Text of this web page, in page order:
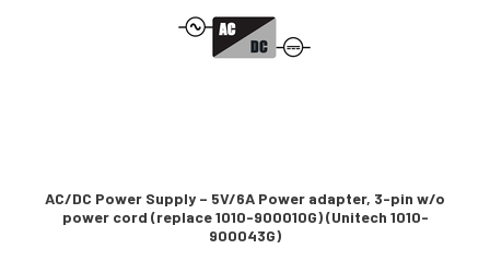
AC/DC Power Supply – 5V/6A Power adapter, 3-pin w/o
power cord (replace 1010-900010G) (Unitech 1010-
900043G)